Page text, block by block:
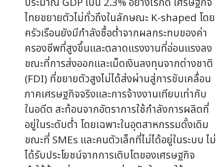
ไทยขยายตัวไม่ทั่วถึงในลักษณะ K-shaped โดย
ครัวเรือนยังมีกำลังซื้อต่ำจากผลกระทบของค่า
ครองชีพที่สูงขึ้นและตลาดแรงงานที่อ่อนแรงลง
ขณะที่การส่งออกและเม็ดเงินลงทุนจากต่างชาติ
(FDI) ที่ขยายตัวสูงไม่ได้ส่งผ่านสู่การขับเคลื่อน
ภาคเศรษฐกิจจริงและการจ้างงานเทียบเท่ากับ
ในอดีต สะท้อนจากอัตราการใช้กำลังการผลิตที่
อยู่ในระดับต่ำ โดยเฉพาะในอุตสาหกรรมดั้งเดิม
ขณะที่ SMEs และคนตัวเล็กที่ไม่ได้อยู่ในระบบ ไม่
ได้รับประโยชน์จากการเติบโตของเศรษฐกิจ